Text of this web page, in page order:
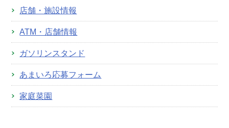
店舗・施設情報
ATM・店舗情報
ガソリンスタンド
あまいろ応募フォーム
家庭菜園